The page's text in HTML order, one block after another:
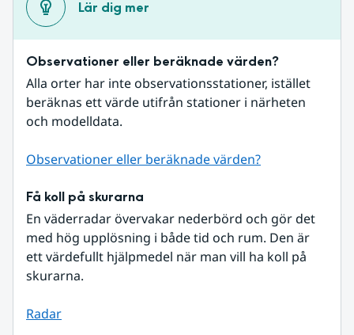
Lär dig mer
Observationer eller beräknade värden?
Alla orter har inte observationsstationer, istället
beräknas ett värde utifrån stationer i närheten
och modelldata.
Observationer eller beräknade värden?
Få koll på skurarna
En väderradar övervakar nederbörd och gör det
med hög upplösning i både tid och rum. Den är
ett värdefullt hjälpmedel när man vill ha koll på
skurarna.
Radar